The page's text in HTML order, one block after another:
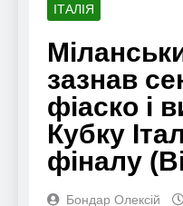
ІТАЛІЯ
зазнав
фіаско і
Кубку
фіналу
Бондар Олексій